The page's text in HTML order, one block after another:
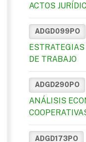
ACTOS
ADGD099PO
ESTRATEGIAS
DE TRABAJO
ADGD290PO
ANÁLISIS
ADGD173PO